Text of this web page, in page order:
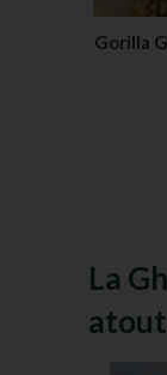
Gorilla
La